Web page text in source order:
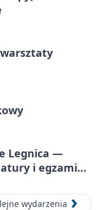
warsztaty
Legnica —
i egzaminu
wydarzenia